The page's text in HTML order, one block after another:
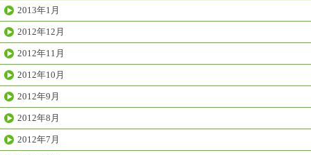
2013年1月
2012年12月
2012年11月
2012年10月
2012年9月
2012年8月
2012年7月